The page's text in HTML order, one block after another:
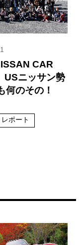
CAR
USニッサン勢
何のその！
ポート